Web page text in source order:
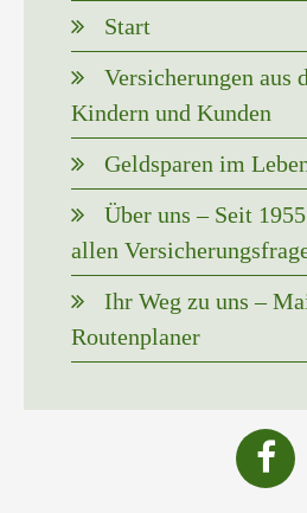
Start
Versicherungen aus
Kindern und Kunden
Geldsparen im
Über uns – Seit
allen
Ihr Weg zu uns –
Routenplaner